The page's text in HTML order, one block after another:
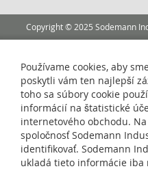
Copyright © 2025 Sodemann
Používame cookies, aby
poskytli vám ten najlepší
toho sa súbory cookie
informácií na štatistické
internetového obchodu.
spoločnosť Sodemann
identifikovať. Sodemann
ukladá tieto informácie iba